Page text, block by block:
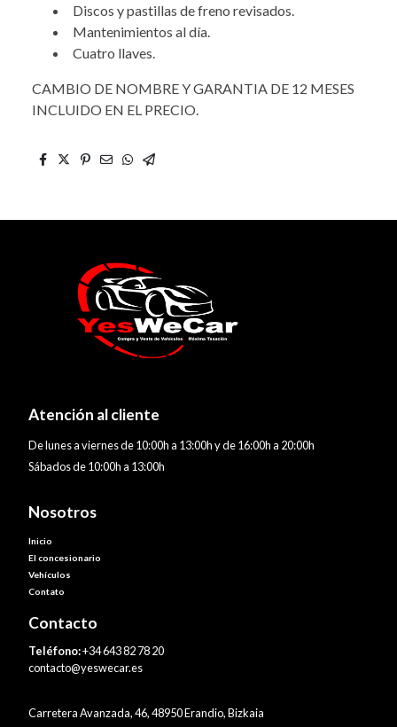
Discos y pastillas de freno revisados.
Mantenimientos al día.
Cuatro llaves.
CAMBIO DE NOMBRE Y GARANTIA DE 12 MESES
INCLUIDO EN EL PRECIO.
Atención al cliente
De lunes a viernes de 10:00h a 13:00h y de 16:00h a 20:00h
Sábados de 10:00h a 13:00h
Nosotros
Inicio
El concesionario
Vehículos
Contato
Contacto
Teléfono:+34 643 82 78 20
contacto@yeswecar.es
Carretera Avanzada, 46, 48950 Erandio, Bizkaia